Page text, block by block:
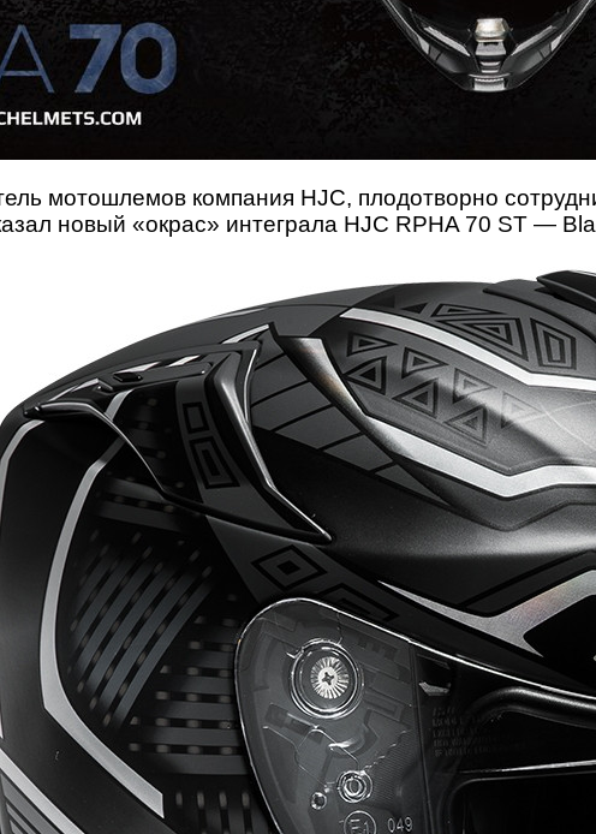
мотошлемов компания HJC, плодотворно
новый «окрас» интеграла HJC RPHA 70 ST —